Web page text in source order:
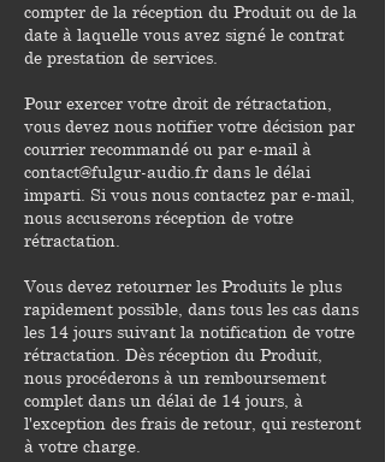
compter de la réception du Produit ou de la
date à laquelle vous avez signé le contrat
de prestation de services.
Pour exercer votre droit de rétractation,
vous devez nous notifier votre décision par
courrier recommandé ou par e-mail à
contact@fulgur-audio.fr dans le délai
imparti. Si vous nous contactez par e-mail,
nous accuserons réception de votre
rétractation.
Vous devez retourner les Produits le plus
rapidement possible, dans tous les cas dans
les 14 jours suivant la notification de votre
rétractation. Dès réception du Produit,
nous procéderons à un remboursement
complet dans un délai de 14 jours, à
l'exception des frais de retour, qui resteront
à votre charge.